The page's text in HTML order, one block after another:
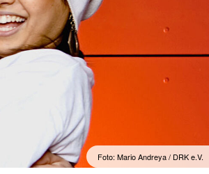
Foto: Mario Andreya / DRK e.V.